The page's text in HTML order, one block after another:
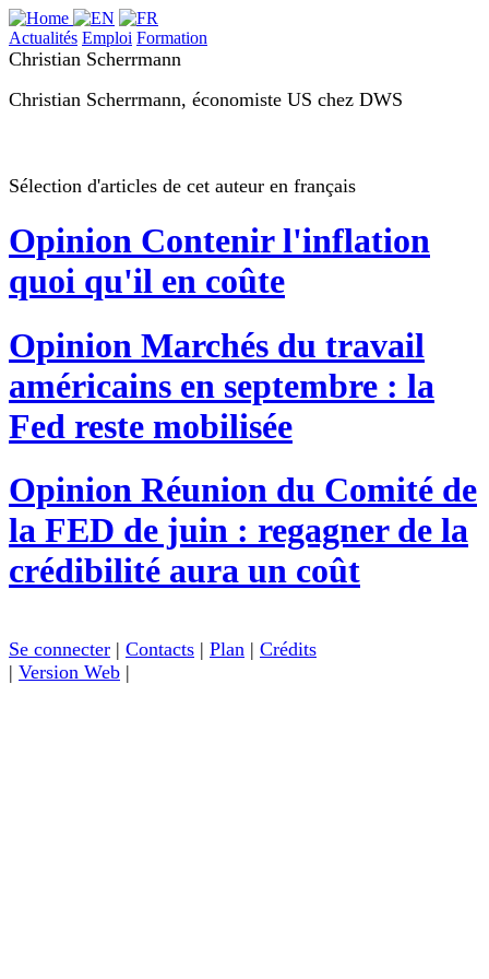
Actualités Emploi Formation
Christian Scherrmann
Christian Scherrmann, économiste US chez DWS
Sélection d'articles de cet auteur en français
Opinion Contenir l'inflation
quoi qu'il en coûte
Opinion Marchés du travail
américains en septembre : la
Fed reste mobilisée
Opinion Réunion du Comité de
la FED de juin : regagner de la
crédibilité aura un coût
Se connecter | Contacts | Plan | Crédits
| Version Web |